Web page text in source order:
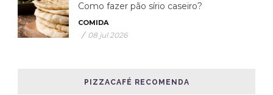
Como fazer pão sírio caseiro?
COMIDA
/ 08 jul 2026
PIZZACAFÉ RECOMENDA